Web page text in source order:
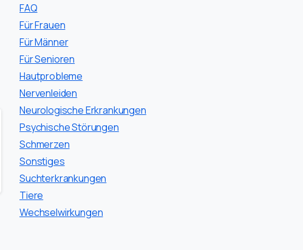
FAQ
Für Frauen
Für Männer
Für Senioren
Hautprobleme
Nervenleiden
Neurologische Erkrankungen
Psychische Störungen
Schmerzen
Sonstiges
Suchterkrankungen
Tiere
Wechselwirkungen